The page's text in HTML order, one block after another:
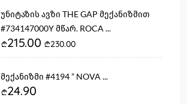
უნიტაზის ავზი THE GAP მექანიზმით
#734147000Y მწარ. ROCA ...
215.00 230.00
მექანიზმი #4194 ” NOVA ...
24.90